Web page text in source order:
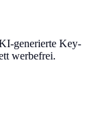
generierte Key-
werbefrei.